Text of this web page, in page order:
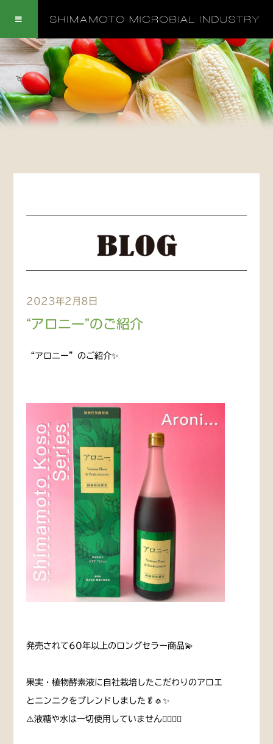
2023年2月8日
“アロニー”のご紹介
“アロニー”のご紹介✨
発売されて60年以上のロングセラー商品💫
果実・植物酵素液に自社栽培したこだわりのアロエ
とニンニクをブレンドしました🥬🧄✨
⚠️液糖や水は一切使用していません🙅🏻‍♀️❕